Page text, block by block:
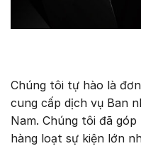
Chúng tôi tự hào là
cung cấp dịch vụ Ban
Nam. Chúng tôi đã
hàng loạt sự kiện lớn